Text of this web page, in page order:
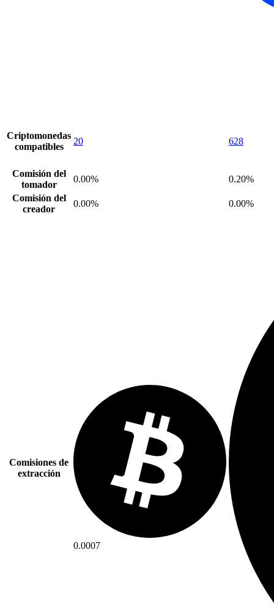
Criptomonedas
compatibles
20 628
Comisión del
tomador
0.00%
0.20%
Comisión del
creador
0.00% 0.00%
Comisiones de
extracción
0.0007